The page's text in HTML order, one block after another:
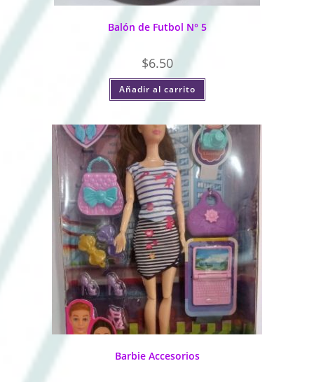
Balón de Futbol N° 5
$6.50
Añadir al carrito
Barbie Accesorios